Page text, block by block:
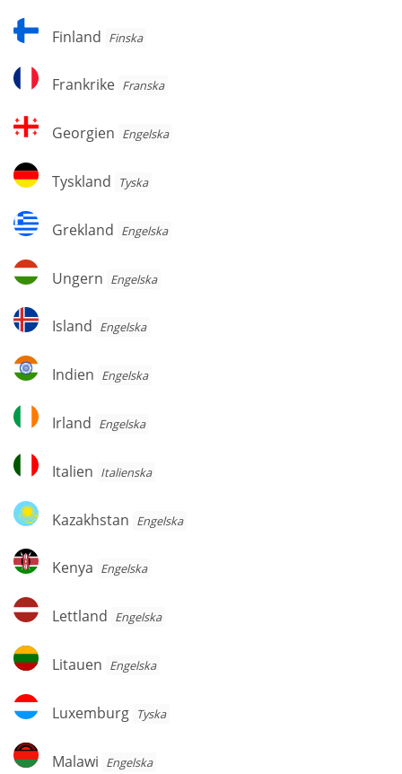
Finland
Finland Finska
Frankrike
Frankrike Franska
Georgien
Georgien Engelska
Tyskland
Tyskland Tyska
Grekland
Grekland Engelska
Ungern
Ungern Engelska
Island
Island Engelska
Indien
Indien Engelska
Irland
Irland Engelska
Italien
Italien Italienska
Kazakhstan
Kazakhstan Engelska
Kenya
Kenya Engelska
Lettland
Lettland Engelska
Litauen
Litauen Engelska
Luxemburg
Luxemburg Tyska
Malawi
Malawi Engelska